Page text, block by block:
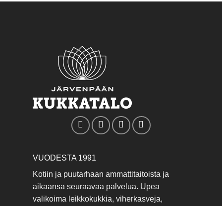
VUODESTA 1991
Kotiin ja puutarhaan ammattitaitoista ja
aikaansa seuraavaa palvelua. Upea
valikoima leikkokukkia, viherkasveja,